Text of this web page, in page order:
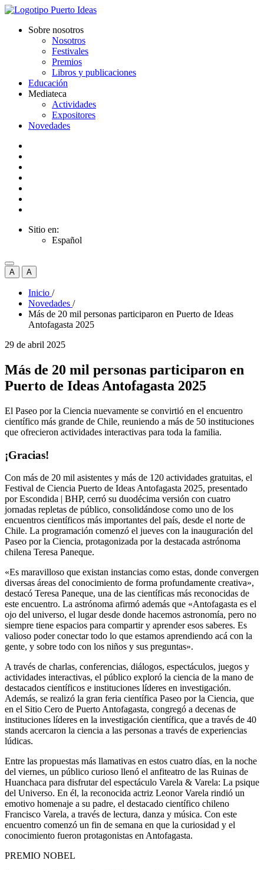
Sobre nosotros
Nosotros
Festivales
Premios
Libros y publicaciones
Educación
Mediateca
Actividades
Expositores
Novedades
Sitio en:
Español
A A
Inicio /
Novedades /
Más de 20 mil personas participaron en Puerto de Ideas
Antofagasta 2025
29 de abril 2025
Más de 20 mil personas participaron en
Puerto de Ideas Antofagasta 2025
El Paseo por la Ciencia nuevamente se convirtió en el encuentro
científico más grande de Chile, reuniendo a más de 50 instituciones
que ofrecieron actividades interactivas para toda la familia.
¡Gracias!
Con más de 20 mil asistentes y más de 120 actividades gratuitas, el
Festival de Ciencia Puerto de Ideas Antofagasta 2025, presentado
por Escondida | BHP, cerró su duodécima versión con cuatro
jornadas repletas de público, consolidándose como uno de los
encuentros científicos más importantes del país, desde el norte de
Chile. La programación comenzó el jueves con la inauguración del
Paseo por la Ciencia, protagonizada por la destacada astrónoma
chilena Teresa Paneque.
«Es maravilloso que existan instancias como estas, donde convergen
diversas áreas del conocimiento de forma profundamente creativa»,
destacó Teresa Paneque, una de las científicas más reconocidas de
este encuentro. La astrónoma afirmó además que «Antofagasta es el
ojo del universo, el lugar desde donde hacemos astronomía, pero no
siempre tiene espacios para compartir y aprender esos saberes. Es
valioso poder conectar todo lo que estamos aprendiendo acá con la
gente, y sobre todo con los niños y sus preguntas».
A través de charlas, conferencias, diálogos, espectáculos, juegos y
actividades interactivas, el público exploró la ciencia de la mano de
destacados científicos e instituciones líderes en investigación.
Además, se realizó la gran feria científica Paseo por la Ciencia, que
en el Sitio Cero de Puerto Antofagasta, congregó a decenas de
instituciones líderes en la investigación científica, que a través de 40
stands acercaron la ciencia a las personas a través de experiencias
lúdicas.
Entre las propuestas más llamativas en estos cuatro días, en la noche
del viernes, un público curioso llenó el anfiteatro de las Ruinas de
Huanchaca para disfrutar del espectáculo Varela & Varela: La psique
del Universo. En él, la reconocida actriz Leonor Varela rindió un
emotivo homenaje a su padre, el destacado científico chileno
Francisco Varela, a través de lectura, danza y música. Con este
encuentro comenzó un fin de semana en que la curiosidad y el
conocimiento fueron protagonistas en Antofagasta.
PREMIO NOBEL